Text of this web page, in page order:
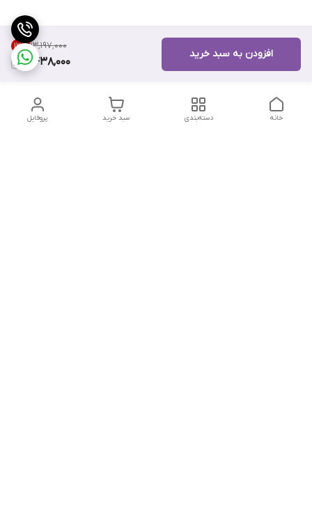
۱۳٬۱۹۷٬۰۰۰ 13%
11,438,000
افزودن به سبد خرید
پروفایل سبد خرید دسته‌بندی خانه